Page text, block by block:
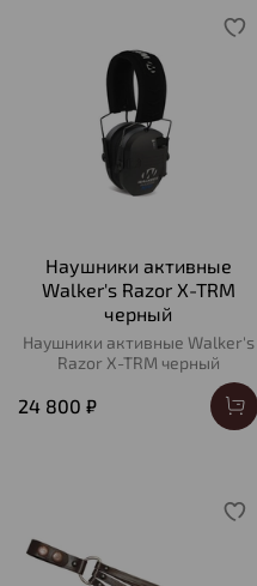
Наушники активные
Walker's Razor X-TRM
черный
Наушники активные Walker's
Razor X-TRM черный
24 800 ₽